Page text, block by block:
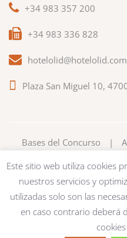
+34 983 357 200
+34 983 336 828
hotelolid@hotelolid.com
Plaza San Miguel 10,
Bases del Concurso |
Este sitio web utiliza cookies
nuestros servicios y
utilizadas solo son las
en caso contrario deberá